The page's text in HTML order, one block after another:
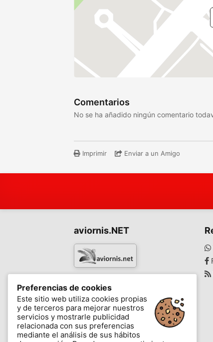
Comentarios
No se ha añadido ningún comentario
Imprimir Enviar a un Amigo
aviornis.NET
-
Mensajes Mis favoritos Blog
Preferencias de cookies
Este sitio web utiliza cookies propias
y de terceros para mejorar nuestros
servicios y mostrarle publicidad
relacionada con sus preferencias
mediante el análisis de sus hábitos